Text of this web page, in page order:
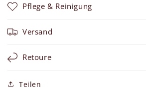
Pflege & Reinigung
Versand
Retoure
Teilen